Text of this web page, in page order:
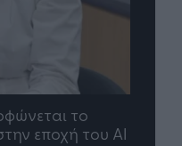
το
εποχή του AI